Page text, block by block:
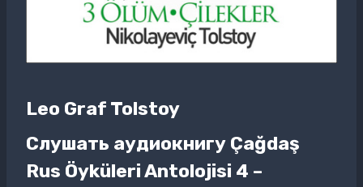
Leo Graf Tolstoy
Слушать аудиокнигу Çağdaş
Rus Öyküleri Antolojisi 4 –